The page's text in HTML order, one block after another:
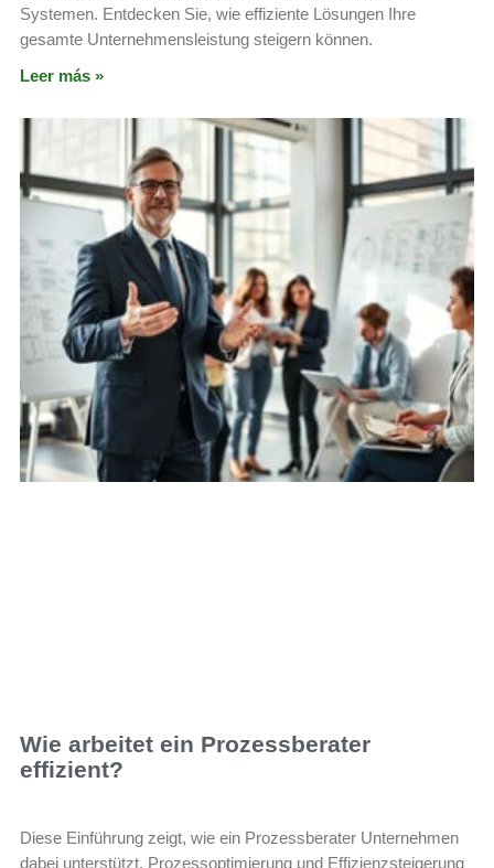
Systemen. Entdecken Sie, wie effiziente Lösungen Ihre
gesamte Unternehmensleistung steigern können.
Leer más »
Wie arbeitet ein Prozessberater
effizient?
Diese Einführung zeigt, wie ein Prozessberater Unternehmen
dabei unterstützt, Prozessoptimierung und Effizienzsteigerung